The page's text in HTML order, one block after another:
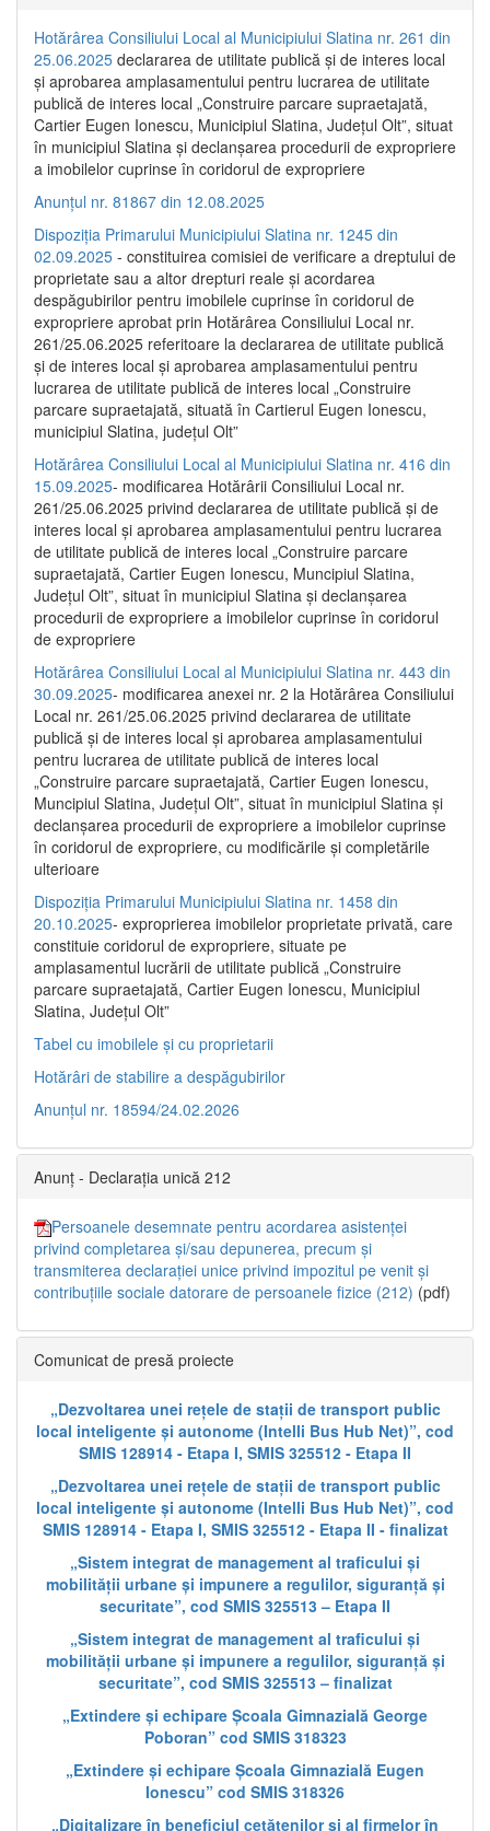
Hotărârea Consiliului Local al Municipiului Slatina nr. 261 din
25.06.2025 declararea de utilitate publică și de interes local
și aprobarea amplasamentului pentru lucrarea de utilitate
publică de interes local „Construire parcare supraetajată,
Cartier Eugen Ionescu, Municipiul Slatina, Județul Olt”, situat
în municipiul Slatina și declanșarea procedurii de expropriere
a imobilelor cuprinse în coridorul de expropriere
Anunțul nr. 81867 din 12.08.2025
Dispoziția Primarului Municipiului Slatina nr. 1245 din
02.09.2025 - constituirea comisiei de verificare a dreptului de
proprietate sau a altor drepturi reale și acordarea
despăgubirilor pentru imobilele cuprinse în coridorul de
expropriere aprobat prin Hotărârea Consiliului Local nr.
261/25.06.2025 referitoare la declararea de utilitate publică
și de interes local și aprobarea amplasamentului pentru
lucrarea de utilitate publică de interes local „Construire
parcare supraetajată, situată în Cartierul Eugen Ionescu,
municipiul Slatina, județul Olt”
Hotărârea Consiliului Local al Municipiului Slatina nr. 416 din
15.09.2025- modificarea Hotărârii Consiliului Local nr.
261/25.06.2025 privind declararea de utilitate publică și de
interes local și aprobarea amplasamentului pentru lucrarea
de utilitate publică de interes local „Construire parcare
supraetajată, Cartier Eugen Ionescu, Muncipiul Slatina,
Județul Olt”, situat în municipiul Slatina și declanșarea
procedurii de expropriere a imobilelor cuprinse în coridorul
de expropriere
Hotărârea Consiliului Local al Municipiului Slatina nr. 443 din
30.09.2025- modificarea anexei nr. 2 la Hotărârea Consiliului
Local nr. 261/25.06.2025 privind declararea de utilitate
publică şi de interes local şi aprobarea amplasamentului
pentru lucrarea de utilitate publică de interes local
„Construire parcare supraetajată, Cartier Eugen Ionescu,
Muncipiul Slatina, Judeţul Olt”, situat în municipiul Slatina şi
declanşarea procedurii de expropriere a imobilelor cuprinse
în coridorul de expropriere, cu modificările şi completările
ulterioare
Dispoziția Primarului Municipiului Slatina nr. 1458 din
20.10.2025- exproprierea imobilelor proprietate privată, care
constituie coridorul de expropriere, situate pe
amplasamentul lucrării de utilitate publică „Construire
parcare supraetajată, Cartier Eugen Ionescu, Municipiul
Slatina, Județul Olt”
Tabel cu imobilele și cu proprietarii
Hotărâri de stabilire a despăgubirilor
Anunțul nr. 18594/24.02.2026
Anunț - Declarația unică 212
Persoanele desemnate pentru acordarea asistenței
privind completarea și/sau depunerea, precum și
transmiterea declarației unice privind impozitul pe venit și
contribuțiile sociale datorare de persoanele fizice (212) (pdf)
Comunicat de presă proiecte
„Dezvoltarea unei rețele de stații de transport public
local inteligente și autonome (Intelli Bus Hub Net)”, cod
SMIS 128914 - Etapa I, SMIS 325512 - Etapa II
„Dezvoltarea unei rețele de stații de transport public
local inteligente și autonome (Intelli Bus Hub Net)”, cod
SMIS 128914 - Etapa I, SMIS 325512 - Etapa II - finalizat
„Sistem integrat de management al traficului și
mobilității urbane și impunere a regulilor, siguranță și
securitate”, cod SMIS 325513 – Etapa II
„Sistem integrat de management al traficului și
mobilității urbane și impunere a regulilor, siguranță și
securitate”, cod SMIS 325513 – finalizat
„Extindere și echipare Școala Gimnazială George
Poboran” cod SMIS 318323
„Extindere și echipare Școala Gimnazială Eugen
Ionescu” cod SMIS 318326
„Digitalizare în beneficiul cetățenilor și al firmelor în